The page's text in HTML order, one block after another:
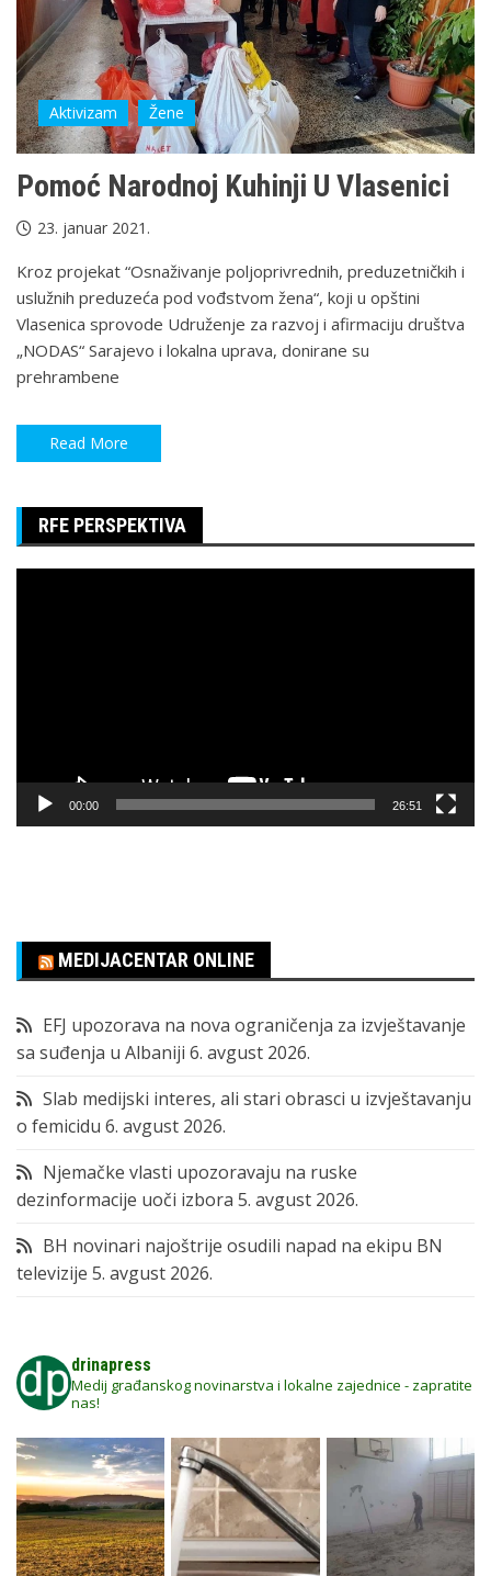
Aktivizam Žene
Pomoć Narodnoj Kuhinji U Vlasenici
23. januar 2021.
Kroz projekat “Osnaživanje poljoprivrednih, preduzetničkih i
uslužnih preduzeća pod vođstvom žena“, koji u opštini
Vlasenica sprovode Udruženje za razvoj i afirmaciju društva
„NODAS“ Sarajevo i lokalna uprava, donirane su
prehrambene
Read More
RFE PERSPEKTIVA
00:00 26:51
MEDIJACENTAR ONLINE
EFJ upozorava na nova ograničenja za izvještavanje
sa suđenja u Albaniji 6. avgust 2026.
Slab medijski interes, ali stari obrasci u izvještavanju
o femicidu 6. avgust 2026.
Njemačke vlasti upozoravaju na ruske
dezinformacije uoči izbora 5. avgust 2026.
BH novinari najoštrije osudili napad na ekipu BN
televizije 5. avgust 2026.
drinapress
Medij građanskog novinarstva i lokalne zajednice - zapratite
nas!